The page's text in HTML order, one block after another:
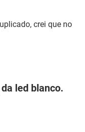
mas bajos en otras
es posible que en
modelo de pc?
crei que no
led blanco.